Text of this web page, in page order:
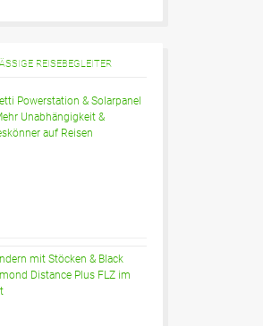
REISEBEGLEITER
Powerstation & Solarpanel
Unabhängigkeit &
auf Reisen
mit Stöcken & Black
Distance Plus FLZ im